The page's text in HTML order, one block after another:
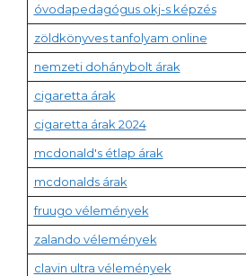
óvodapedagógus okj-s képzés
zöldkönyves tanfolyam online
nemzeti dohánybolt árak
cigaretta árak
cigaretta árak 2024
mcdonald's étlap árak
mcdonalds árak
fruugo vélemények
zalando vélemények
clavin ultra vélemények